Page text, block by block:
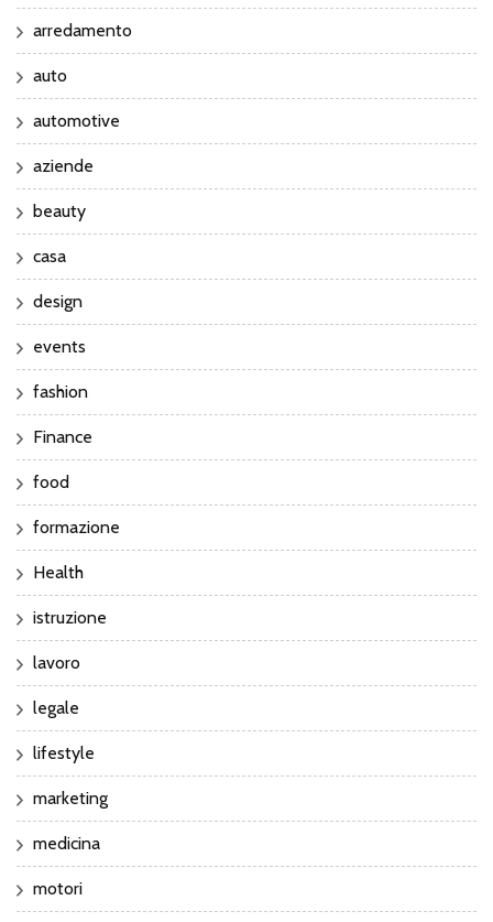
arredamento
auto
automotive
aziende
beauty
casa
design
events
fashion
Finance
food
formazione
Health
istruzione
lavoro
legale
lifestyle
marketing
medicina
motori